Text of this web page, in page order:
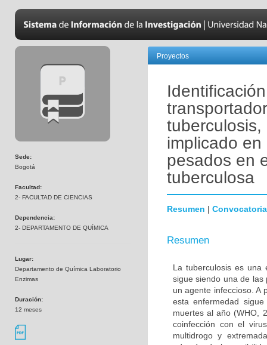
Sede:
Bogotá
Facultad:
2- FACULTAD DE CIENCIAS
Dependencia:
2- DEPARTAMENTO DE QUÍMICA
Lugar:
Departamento de Química Laboratorio
Enzimas
Duración:
12 meses
Proyectos
implicado
pesados en
tuberculosa
Resumen | Convocatoria
Resumen
La tuberculosis es una
sigue siendo una de las
un agente infeccioso. A
esta enfermedad
muertes al año (WHO,
coinfección con el
multidrogo y